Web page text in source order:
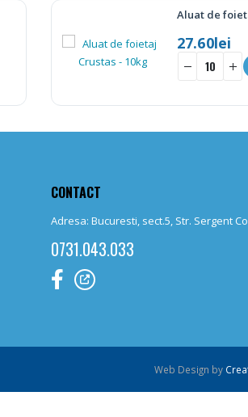
34.60lei
+
CONTACT
Adresa: Bucuresti, sect.5, Str. Sergent
0731.043.033
Web Design by